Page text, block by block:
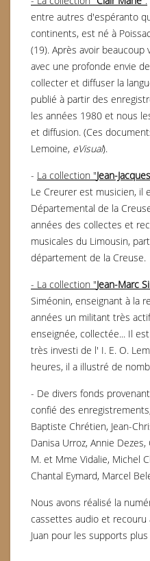
entre autres d'espéranto
continents, est né à
(19). Après avoir beaucoup
avec une profonde envie
collecter et diffuser la
publié à partir des
les années 1980 et nous
et diffusion. (Ces
Lemoine, eVisual).
- La collection "Jean-
Le Creurer est musicien, il
Départemental de la
années des collectes et
musicales du Limousin,
département de la Creuse.
- La collection "Jean-Marc
Siméonin, enseignant à la
années un militant très
enseignée, collectée... Il
très investi de l' I. E. O.
heures, il a illustré de
- De divers fonds
confié des enregistrements,
Baptiste Chrétien, Jean-
Danisa Urroz, Annie
M. et Mme Vidalie, Michel
Chantal Eymard, Marcel
Nous avons réalisé la
cassettes audio et recouru
Juan pour les supports